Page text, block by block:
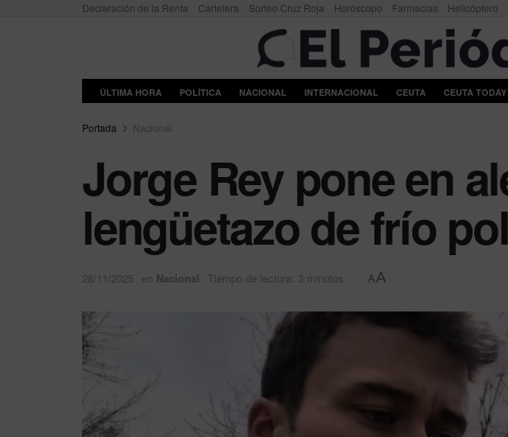
Declaración de la Renta Cartelera Sorteo Cruz Roja Horóscopo Farmacias Helicóptero
ÚLTIMA HORA POLÍTICA NACIONAL INTERNACIONAL CEUTA CEUTA TODAY
Portada Nacional
Jorge Rey pone en
lengüetazo de frío
28/11/2025 en Nacional Tiempo de lectura: 3 minutos AA